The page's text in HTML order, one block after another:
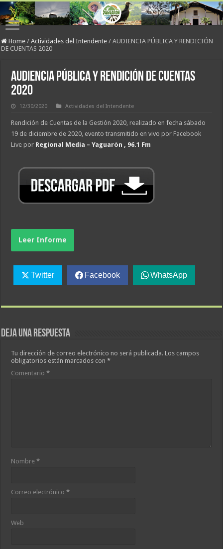
Home / Actividades del Intendente / AUDIENCIA PÚBLICA Y RENDICIÓN
DE CUENTAS 2020
AUDIENCIA PÚBLICA Y RENDICIÓN DE CUENTAS
2020
12/30/2020 Actividades del Intendente
Rendición de Cuentas de la Gestión 2020, realizado en fecha sábado
19 de diciembre de 2020, evento transmitido en vivo por Facebook
Live por Regional Media – Yaguarón , 96.1 Fm
Leer Informe
Twitter Facebook WhatsApp
Deja una respuesta
Tu dirección de correo electrónico no será publicada. Los campos
obligatorios están marcados con*
Comentario*
Nombre*
Correo electrónico*
Web